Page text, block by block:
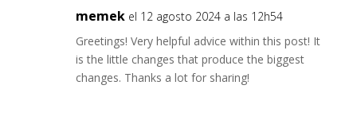
memek el 12 agosto 2024 a las 12h54
Greetings! Very helpful advice within this post! It
is the little changes that produce the biggest
changes. Thanks a lot for sharing!